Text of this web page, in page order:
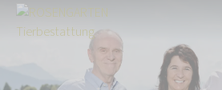
Über uns
Aktuelles
Eröffnung unseres ersten Tierkrematoriums in …